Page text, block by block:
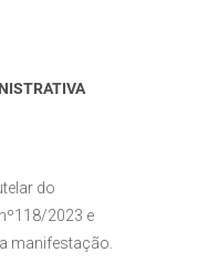
do
2023 e
manifestação.